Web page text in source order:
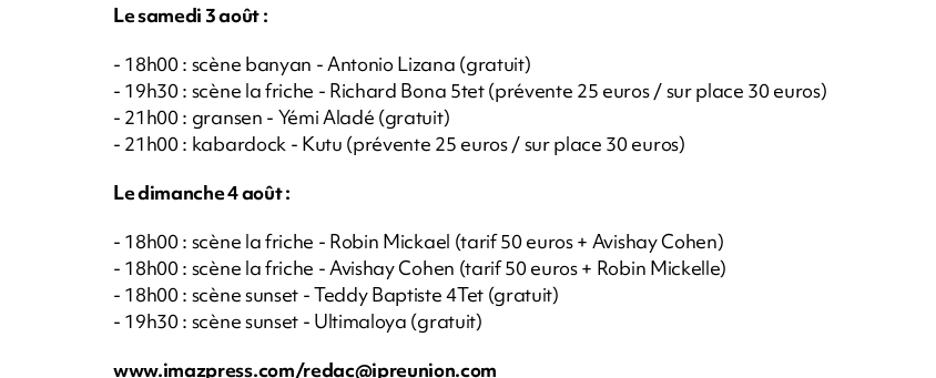
Le samedi 3 août :
- 18h00 : scène banyan - Antonio Lizana (gratuit)
- 19h30 : scène la friche - Richard Bona 5tet (prévente 25 euros / sur place 30 euros)
- 21h00 : gransen - Yémi Aladé (gratuit)
- 21h00 : kabardock - Kutu (prévente 25 euros / sur place 30 euros)
Le dimanche 4 août :
- 18h00 : scène la friche - Robin Mickael (tarif 50 euros + Avishay Cohen)
- 18h00 : scène la friche - Avishay Cohen (tarif 50 euros + Robin Mickelle)
- 18h00 : scène sunset - Teddy Baptiste 4Tet (gratuit)
- 19h30 : scène sunset - Ultimaloya (gratuit)
www.imazpress.com/redac@ipreunion.com